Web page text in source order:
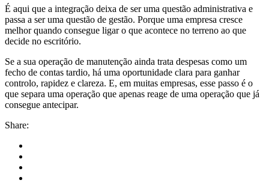
É aqui que a integração deixa de ser uma questão administrativa e
passa a ser uma questão de gestão. Porque uma empresa cresce
melhor quando consegue ligar o que acontece no terreno ao que
decide no escritório.
Se a sua operação de manutenção ainda trata despesas como um
fecho de contas tardio, há uma oportunidade clara para ganhar
controlo, rapidez e clareza. E, em muitas empresas, esse passo é o
que separa uma operação que apenas reage de uma operação que já
consegue antecipar.
Share: